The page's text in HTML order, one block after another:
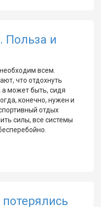
Польза и
всем.
что отдохнуть
а может быть, сидя
конечно, нужен и
отдых
силы, все системы